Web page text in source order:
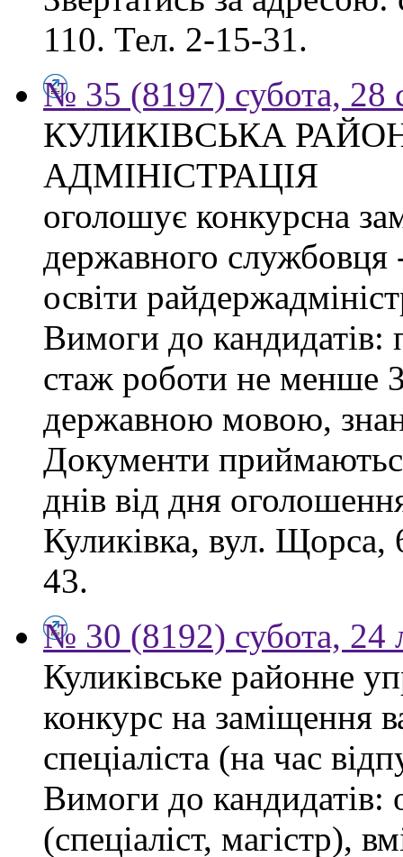
110. Тел. 2-15-31.
№ 35 (8197) субота, 28
КУЛИКІВСЬКА
АДМІНІСТРАЦІЯ
оголошує конкурсна
державного службовця -
освіти
Вимоги до кандидатів:
стаж роботи не менше
державною мовою,
Документи
днів від дня
Куликівка, вул.
43.
№ 30 (8192) субота, 24
Куликівське районне
конкурс на заміщення
спеціаліста (на час
Вимоги до
(спеціаліст, магістр),